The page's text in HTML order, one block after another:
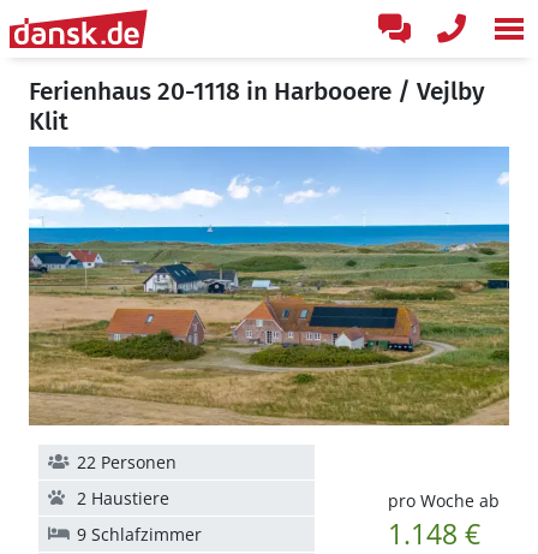
Ferienhaus 20-1118 in Harbooere / Vejlby
Klit
pro Woche ab
1.148 €
22 Personen
2 Haustiere
9 Schlafzimmer